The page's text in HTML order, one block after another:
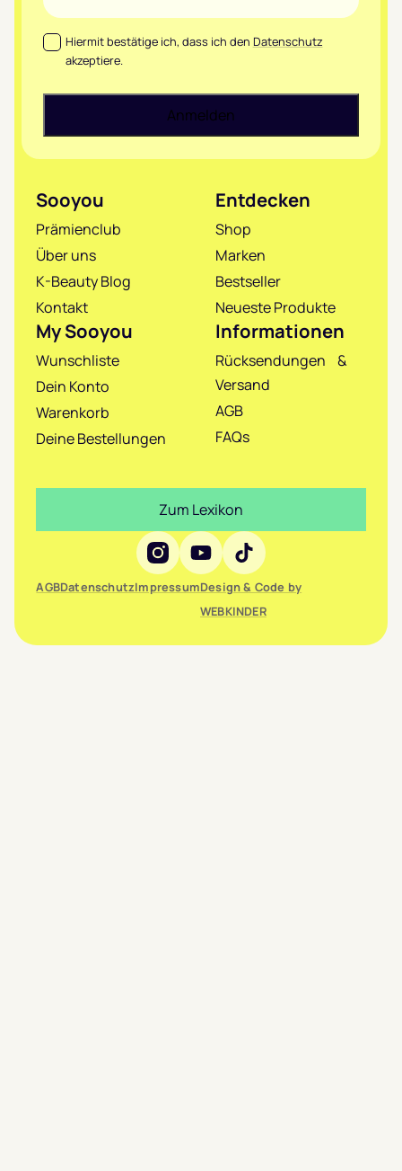
Datenschutz*
Hiermit bestätige ich, dass ich den Datenschutz
akzeptiere.
Sooyou
Prämienclub
Über uns
K-Beauty Blog
Kontakt
Entdecken
Shop
Marken
Bestseller
Neueste Produkte
My Sooyou
Wunschliste
Dein Konto
Warenkorb
Deine Bestellungen
Informationen
Rücksendungen &
Versand
AGB
FAQs
Social Media
AGBDatenschutzImpressumDesign & Code by
WEBKINDER
Zum Lexikon